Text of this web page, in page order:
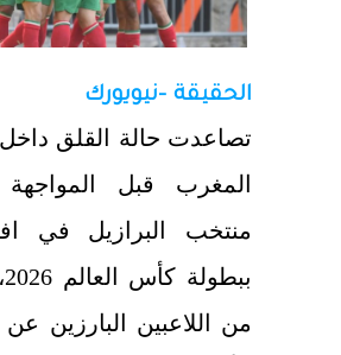
الحقيقة -نيويورك
تصاعدت حالة القلق
المغرب قبل المواجهة
منتخب البرازيل في
من اللاعبين البارزين عن